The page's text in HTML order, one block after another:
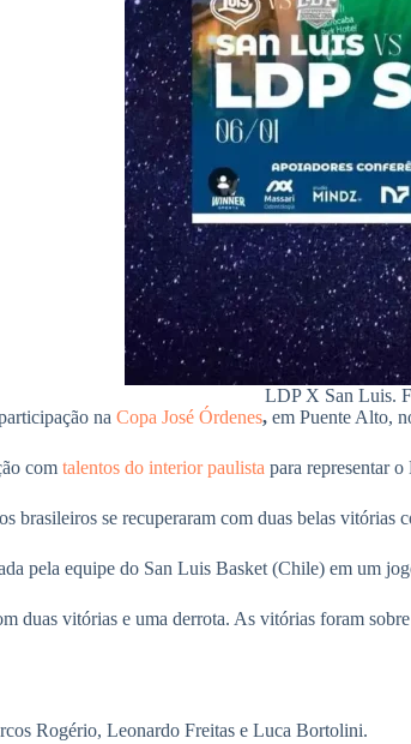
LDP X San Luis.
na Copa José Órdenes, em Puente Alto,
com talentos do interior paulista para representar
brasileiros se recuperaram com duas belas vitórias
pela equipe do San Luis Basket (Chile) em um
duas vitórias e uma derrota. As vitórias foram
Rogério, Leonardo Freitas e Luca Bortolini.